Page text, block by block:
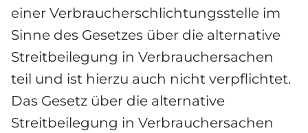
einer Verbraucherschlichtungsstelle im
Sinne des Gesetzes über die alternative
Streitbeilegung in Verbrauchersachen
teil und ist hierzu auch nicht verpflichtet.
Das Gesetz über die alternative
Streitbeilegung in Verbrauchersachen